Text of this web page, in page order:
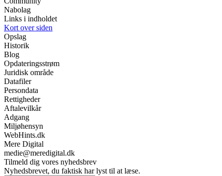
Nabolag
Links i indholdet
Kort over siden
Opslag
Historik
Blog
Opdateringsstrøm
Juridisk område
Datafiler
Persondata
Rettigheder
Aftalevilkår
Adgang
Miljøhensyn
WebHints.dk
Mere Digital
medie@meredigital.dk
Tilmeld dig vores nyhedsbrev
Nyhedsbrevet, du faktisk har lyst til at læse.